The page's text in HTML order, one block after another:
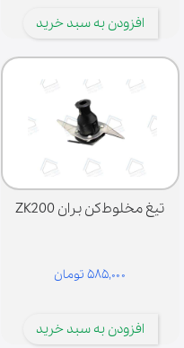
افزودن به سبد خرید
تیغ مخلوط‌کن بران ZK200
۵۸۵,۰۰۰ تومان
افزودن به سبد خرید